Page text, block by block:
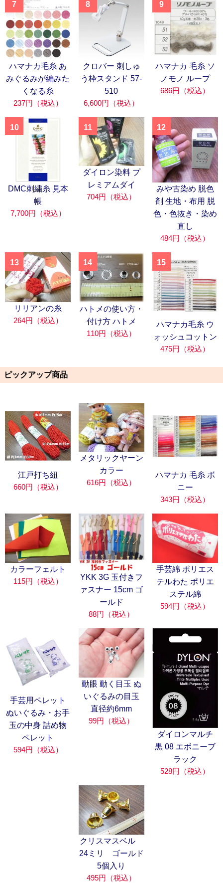
7
ハマナカ毛糸 あ
みぐるみが編みた
くなる糸
237円（税込）
8
クロバー 刺しゅ
う枠スタンド 57-
510
6,600円（税込）
9
ハマナカ 毛糸 ソ
ノモノ ループ
686円（税込）
10
DMC刺繍糸 見本
帳
7,700円（税込）
11
ダイロン染料 プ
レミアムダイ
704円（税込）
12
みや古染め 脱色
剤 生地・布用 脱
色・色抜き・染め
直し
484円（税込）
13
リリアンの糸
264円（税込）
14
ハトメの使い方・
付け方 ハトメ
110円（税込）
15
ハマナカ毛糸 ウ
ォッシュコットン
475円（税込）
ピックアップ商品
江戸打ち紐
660円（税込）
メタリックヤーン
カラー
616円（税込）
ハマナカ 毛糸 ボ
ニー
343円（税込）
カラーフェルト
115円（税込）
YKK 3G 玉付きフ
ァスナー 15cm ゴ
ールド
88円（税込）
手芸綿 ポリエス
テルわた ポリエ
ステル綿
594円（税込）
手芸用ペレット
ぬいぐるみ・お手
玉の中身 詰め物
ペレット
594円（税込）
動眼 動く目玉 ぬ
いぐるみの目玉
直径約6mm
99円（税込）
ダイロンマルチ
黒 08 エボニーブ
ラック
528円（税込）
クリスマスベル
24ミリ ゴールド
5個入り
495円（税込）